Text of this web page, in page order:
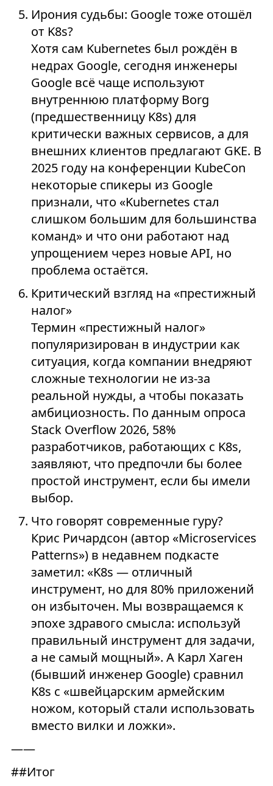
Ирония судьбы: Google тоже отошёл
от K8s?
Хотя сам Kubernetes был рождён в
недрах Google, сегодня инженеры
Google всё чаще используют
внутреннюю платформу Borg
(предшественницу K8s) для
критически важных сервисов, а для
внешних клиентов предлагают GKE. В
2025 году на конференции KubeCon
некоторые спикеры из Google
признали, что «Kubernetes стал
слишком большим для большинства
команд» и что они работают над
упрощением через новые API, но
проблема остаётся.
Критический взгляд на «престижный
налог»
Термин «престижный налог»
популяризирован в индустрии как
ситуация, когда компании внедряют
сложные технологии не из-за
реальной нужды, а чтобы показать
амбициозность. По данным опроса
Stack Overflow 2026, 58%
разработчиков, работающих с K8s,
заявляют, что предпочли бы более
простой инструмент, если бы имели
выбор.
Что говорят современные гуру?
Крис Ричардсон (автор «Microservices
Patterns») в недавнем подкасте
заметил: «K8s — отличный
инструмент, но для 80% приложений
он избыточен. Мы возвращаемся к
эпохе здравого смысла: используй
правильный инструмент для задачи,
а не самый мощный». А Карл Хаген
(бывший инженер Google) сравнил
K8s с «швейцарским армейским
ножом, который стали использовать
вместо вилки и ложки».
——
##Итог